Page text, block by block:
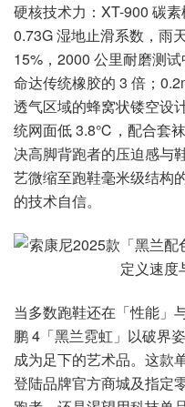
硬核技术力：XT-900 碳
0.73G 湿地止滑系数，雨
15%，2000 公里耐磨测
命达传统橡胶的 3 倍；
透气区域的蜂窝状镂空
统网面低 3.8℃，配合套
决高脚背跑者的压迫感与
艺微缩至跑鞋毫米级结构
的技术自信。
当多数跑鞋还在「性能」
鹏 4「黑兰霓虹」以破界
成为足下的艺术品。这款
登陆品牌官方商城及指定